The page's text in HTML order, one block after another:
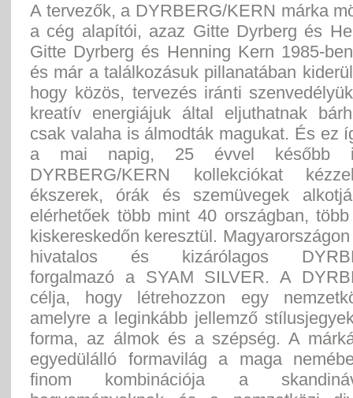
A tervezők, a DYRBERG/KERN márka
a cég alapítói, azaz Gitte Dyrberg és
Gitte Dyrberg és Henning Kern 1985-
és már a találkozásuk pillanatában
hogy közös, tervezés iránti
kreatív energiájuk által eljuthatnak
csak valaha is álmodták magukat. És ez
a mai napig, 25 évvel
DYRBERG/KERN kollekciókat
ékszerek, órák és szemüvegek
elérhetőek több mint 40 országban,
kiskereskedőn keresztül.
hivatalos és kizárólagos
forgalmazó a SYAM SILVER. A
célja, hogy létrehozzon egy
amelyre a leginkább jellemző
forma, az álmok és a szépség. A
egyedülálló formavilág a maga
finom kombinációja a